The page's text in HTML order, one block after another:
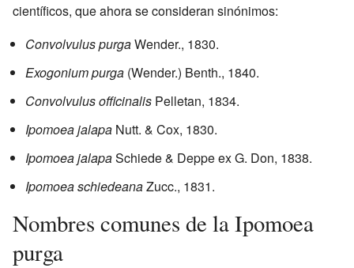
científicos, que ahora se consideran sinónimos:
Convolvulus purgaWender., 1830.
Exogonium purga (Wender.) Benth., 1840.
Convolvulus officinalis Pelletan, 1834.
Ipomoea jalapa Nutt. & Cox, 1830.
Ipomoea jalapaSchiede & Deppe ex G. Don, 1838.
Ipomoea schiedeanaZucc., 1831.
Nombres comunes de la Ipomoea
purga